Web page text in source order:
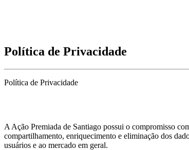
Política de Privacidade
Política de Privacidade
A Ação Premiada de Santiago possui o compromisso
compartilhamento, enriquecimento e eliminação dos
usuários e ao mercado em geral.